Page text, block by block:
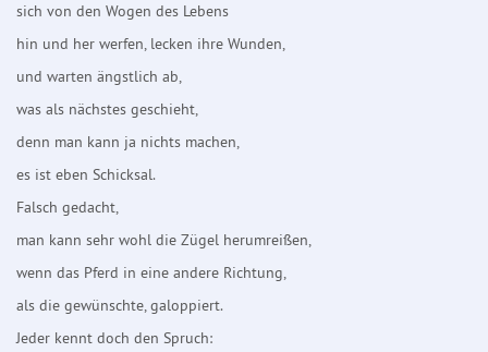
sich von den Wogen des Lebens
hin und her werfen, lecken ihre Wunden,
und warten ängstlich ab,
was als nächstes geschieht,
denn man kann ja nichts machen,
es ist eben Schicksal.
Falsch gedacht,
man kann sehr wohl die Zügel herumreißen,
wenn das Pferd in eine andere Richtung,
als die gewünschte, galoppiert.
Jeder kennt doch den Spruch: